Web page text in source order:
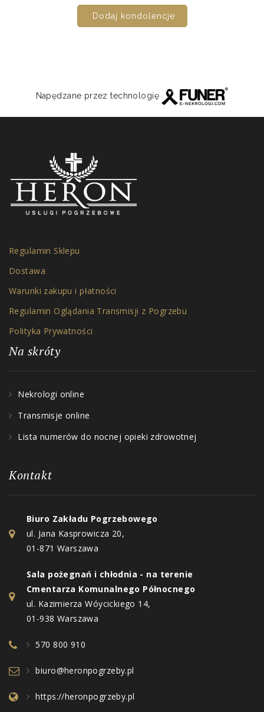
Dodaj kondolencje
Napędzane przez technologię
Regulamin Sklepu
Dostawa
Warunki zakupu i płatności
Regulamin Oglądania Transmisji z Pogrzebu
Polityka Prywatności
Na skróty
Nekrologi online
Transmisje online
Lista numerów do nocnej opieki zdrowotnej
Kontakt
Biuro Zakładu Pogrzebowego
ul. Jana Kasprowicza 20,
01-871 Warszawa
Sala pożegnań i chłodnia - na terenie
Cmentarza Komunalnego Północnego
ul. Kazimierza Wóycickiego 14,
01-938 Warszawa
570 800 910
biuro@heronpogrzeby.pl
https://heronpogrzeby.pl